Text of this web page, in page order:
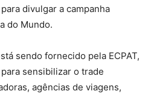
para divulgar a campanha
do Mundo.
sendo fornecido pela ECPAT,
sensibilizar o trade
agências de viagens,